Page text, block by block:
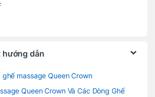
hướng dẫn
massage Queen Crown
Queen Crown Và Các Dòng Ghế